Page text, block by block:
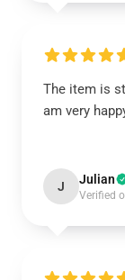
The item is
am very
J Julian
Verified